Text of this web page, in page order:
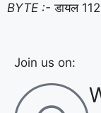
BYTE :- डायल
Join us on: